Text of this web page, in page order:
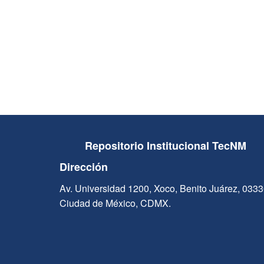
Repositorio Institucional TecNM
Dirección
Av. Universidad 1200, Xoco, Benito Juárez,
Ciudad de México, CDMX.